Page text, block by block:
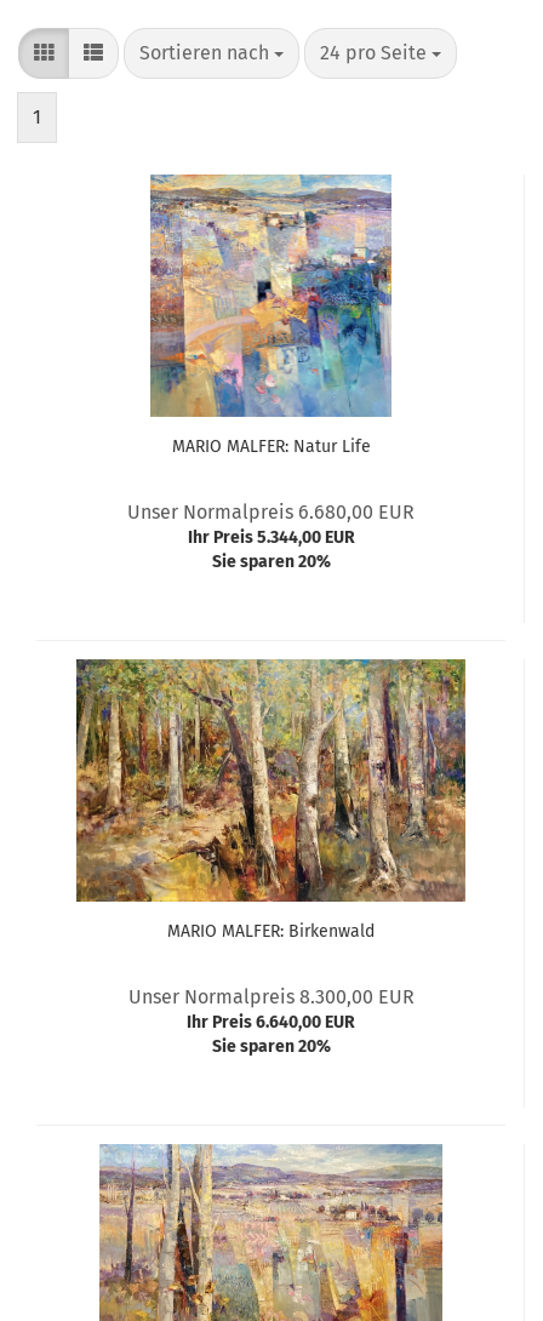
Sortieren nach
Sortieren nach 24 pro Seite
pro Seite
1
MARIO MALFER: Natur Life
Unser Normalpreis 6.680,00 EUR
Ihr Preis 5.344,00 EUR
Sie sparen 20%
MARIO MALFER: Birkenwald
Unser Normalpreis 8.300,00 EUR
Ihr Preis 6.640,00 EUR
Sie sparen 20%